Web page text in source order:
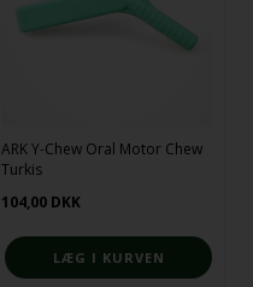
ARK Y-Chew Oral Motor Chew
Turkis
104,00 DKK